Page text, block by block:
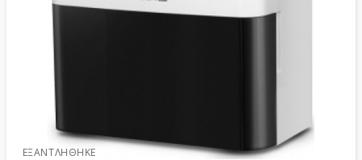
ΕΞΑΝΤΛΉΘΗΚΕ